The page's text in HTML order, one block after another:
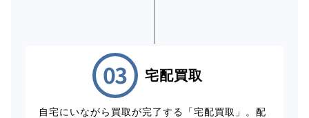
宅配買取
自宅にいながら買取が完了する「宅配買取」。配